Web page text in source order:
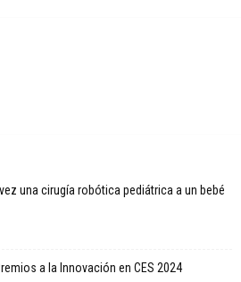
una cirugía robótica pediátrica a un bebé
a la Innovación en CES 2024